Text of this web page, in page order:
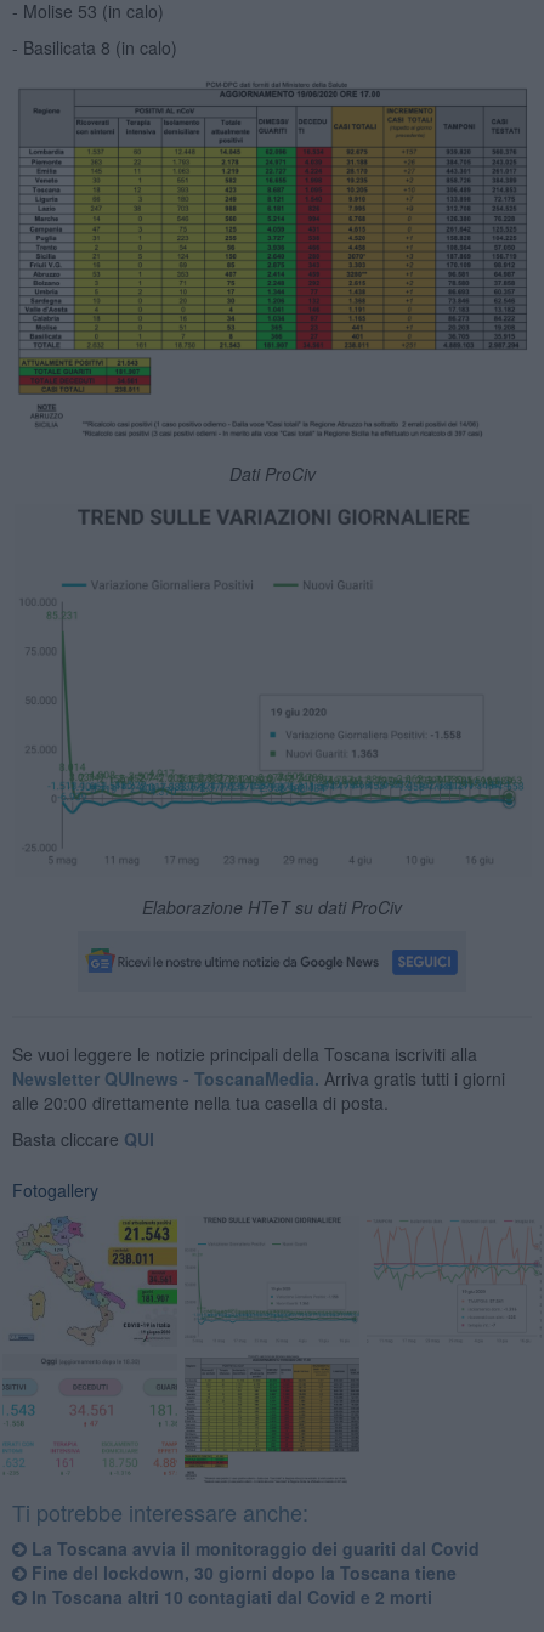
- Molise 53 (in calo)
- Basilicata 8 (in calo)
Dati ProCiv
Elaborazione HTeT su dati ProCiv
Se vuoi leggere le notizie principali della Toscana iscriviti alla
Newsletter QUInews - ToscanaMedia. Arriva gratis tutti i giorni
alle 20:00 direttamente nella tua casella di posta.
Basta cliccare QUI
Fotogallery
Ti potrebbe interessare anche:
La Toscana avvia il monitoraggio dei guariti dal Covid
Fine del lockdown, 30 giorni dopo la Toscana tiene
In Toscana altri 10 contagiati dal Covid e 2 morti